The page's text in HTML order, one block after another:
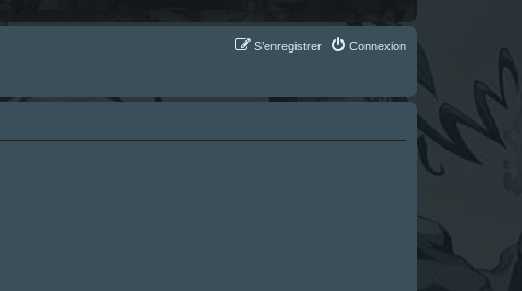
Connexion
S’enregistrer